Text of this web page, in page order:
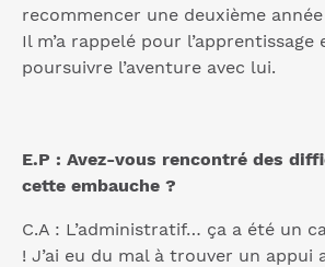
recommencer une deuxième
Il m’a rappelé pour l’apprentissage
poursuivre l’aventure avec lui.
E.P : Avez-vous rencontré des
cette embauche ?
C.A : L’administratif… ça a été un
! J’ai eu du mal à trouver un appui